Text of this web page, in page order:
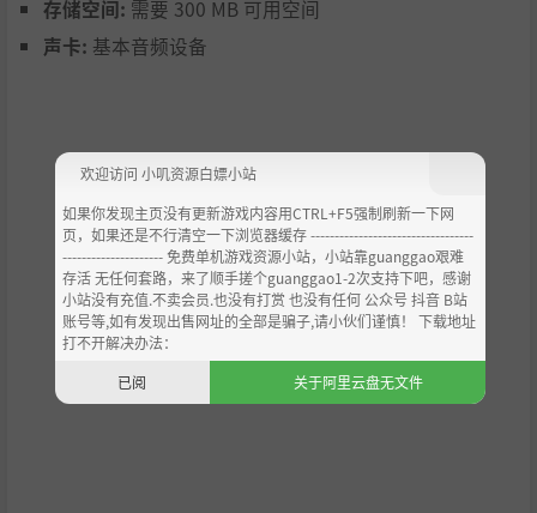
存储空间: 需要 300 MB 可用空间
声卡: 基本音频设备
欢迎访问 小叽资源白嫖小站
如果你发现主页没有更新游戏内容用CTRL+F5强制刷新一下网
页，如果还是不行清空一下浏览器缓存 ----------------------------------
--------------------- 免费单机游戏资源小站，小站靠guanggao艰难
存活 无任何套路，来了顺手搓个guanggao1-2次支持下吧，感谢
小站没有充值.不卖会员.也没有打赏 也没有任何 公众号 抖音 B站
账号等,如有发现出售网址的全部是骗子,请小伙们谨慎！ 下载地址
打不开解决办法：
已阅
关于阿里云盘无文件